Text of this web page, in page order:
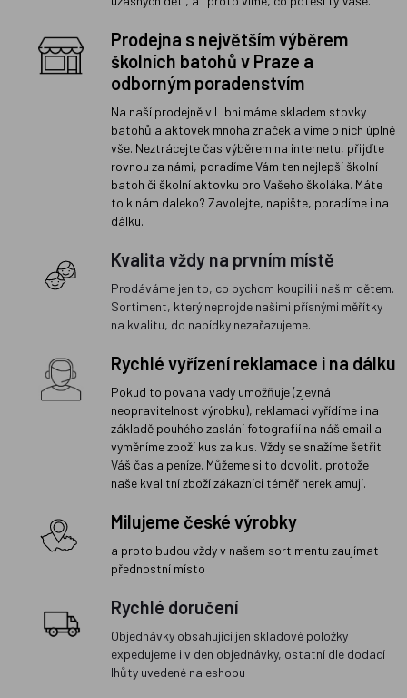
Prodejna s největším výběrem
školních batohů v Praze a
odborným poradenstvím
Na naší prodejně v Libni máme skladem stovky
batohů a aktovek mnoha značek a víme o nich úplně
vše. Neztrácejte čas výběrem na internetu, přijďte
rovnou za námi, poradíme Vám ten nejlepší školní
batoh či školní aktovku pro Vašeho školáka. Máte
to k nám daleko? Zavolejte, napište, poradíme i na
dálku.
Kvalita vždy na prvním místě
Prodáváme jen to, co bychom koupili i našim dětem.
Sortiment, který neprojde našimi přísnými měřítky
na kvalitu, do nabídky nezařazujeme.
Rychlé vyřízení reklamace i na dálku
Pokud to povaha vady umožňuje (zjevná
neopravitelnost výrobku), reklamaci vyřídíme i na
základě pouhého zaslání fotografií na náš email a
vyměníme zboží kus za kus. Vždy se snažíme šetřit
Váš čas a peníze. Můžeme si to dovolit, protože
naše kvalitní zboží zákazníci téměř nereklamují.
Milujeme české výrobky
a proto budou vždy v našem sortimentu zaujímat
přednostní místo
Rychlé doručení
Objednávky obsahující jen skladové položky
expedujeme i v den objednávky, ostatní dle dodací
lhůty uvedené na eshopu